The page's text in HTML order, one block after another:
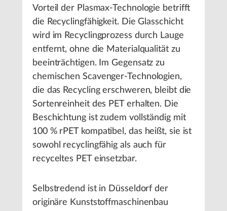
Vorteil der Plasmax-Technologie betrifft
die Recyclingfähigkeit. Die Glasschicht
wird im Recyclingprozess durch Lauge
entfernt, ohne die Materialqualität zu
beeinträchtigen. Im Gegensatz zu
chemischen Scavenger-Technologien,
die das Recycling erschweren, bleibt die
Sortenreinheit des PET erhalten. Die
Beschichtung ist zudem vollständig mit
100 % rPET kompatibel, das heißt, sie ist
sowohl recyclingfähig als auch für
recyceltes PET einsetzbar.
Selbstredend ist in Düsseldorf der
originäre Kunststoffmaschinenbau